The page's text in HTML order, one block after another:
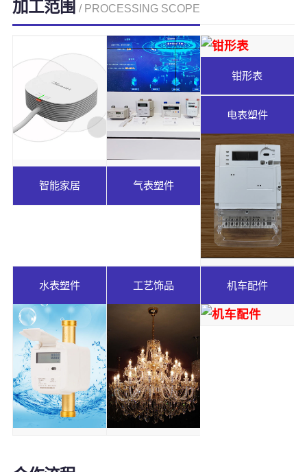
加工范围 / PROCESSING SCOPE
智能家居 气表塑件
钳形表
电表塑件
水表塑件 工艺饰品 机车配件